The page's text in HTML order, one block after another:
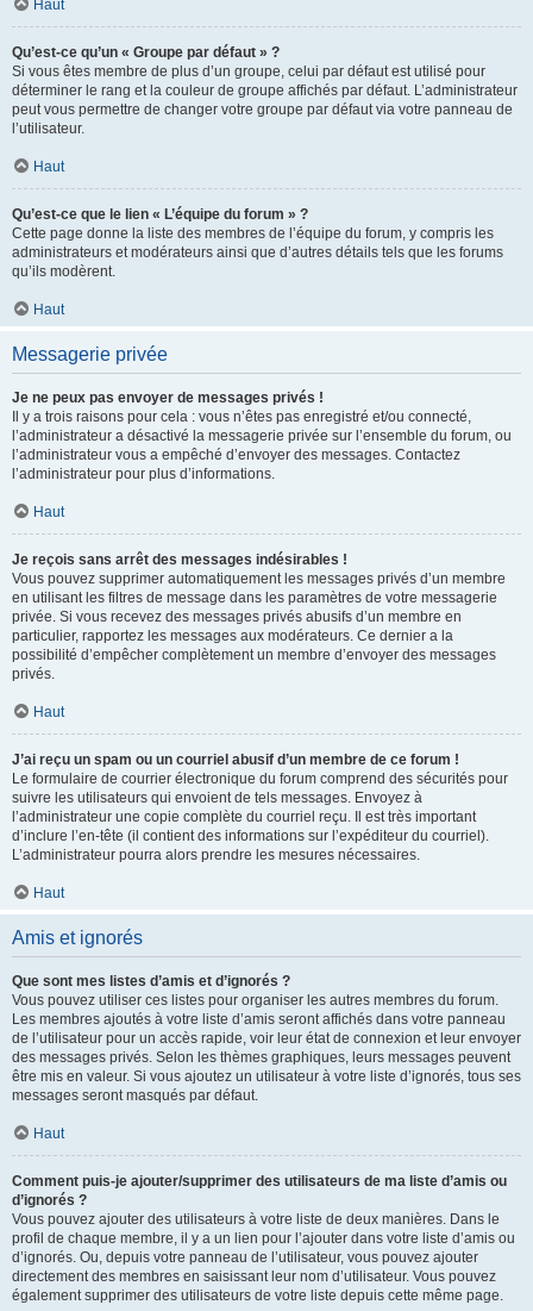
Haut
Qu’est-ce qu’un « Groupe par défaut » ?
Si vous êtes membre de plus d’un groupe, celui par défaut est utilisé pour
déterminer le rang et la couleur de groupe affichés par défaut. L’administrateur
peut vous permettre de changer votre groupe par défaut via votre panneau de
l’utilisateur.
Haut
Qu’est-ce que le lien « L’équipe du forum » ?
Cette page donne la liste des membres de l’équipe du forum, y compris les
administrateurs et modérateurs ainsi que d’autres détails tels que les forums
qu’ils modèrent.
Haut
Messagerie privée
Je ne peux pas envoyer de messages privés !
Il y a trois raisons pour cela : vous n’êtes pas enregistré et/ou connecté,
l’administrateur a désactivé la messagerie privée sur l’ensemble du forum, ou
l’administrateur vous a empêché d’envoyer des messages. Contactez
l’administrateur pour plus d’informations.
Haut
Je reçois sans arrêt des messages indésirables !
Vous pouvez supprimer automatiquement les messages privés d’un membre
en utilisant les filtres de message dans les paramètres de votre messagerie
privée. Si vous recevez des messages privés abusifs d’un membre en
particulier, rapportez les messages aux modérateurs. Ce dernier a la
possibilité d’empêcher complètement un membre d’envoyer des messages
privés.
Haut
J’ai reçu un spam ou un courriel abusif d’un membre de ce forum !
Le formulaire de courrier électronique du forum comprend des sécurités pour
suivre les utilisateurs qui envoient de tels messages. Envoyez à
l’administrateur une copie complète du courriel reçu. Il est très important
d’inclure l’en-tête (il contient des informations sur l’expéditeur du courriel).
L’administrateur pourra alors prendre les mesures nécessaires.
Haut
Amis et ignorés
Que sont mes listes d’amis et d’ignorés ?
Vous pouvez utiliser ces listes pour organiser les autres membres du forum.
Les membres ajoutés à votre liste d’amis seront affichés dans votre panneau
de l’utilisateur pour un accès rapide, voir leur état de connexion et leur envoyer
des messages privés. Selon les thèmes graphiques, leurs messages peuvent
être mis en valeur. Si vous ajoutez un utilisateur à votre liste d’ignorés, tous ses
messages seront masqués par défaut.
Haut
Comment puis-je ajouter/supprimer des utilisateurs de ma liste d’amis ou
d’ignorés ?
Vous pouvez ajouter des utilisateurs à votre liste de deux manières. Dans le
profil de chaque membre, il y a un lien pour l’ajouter dans votre liste d’amis ou
d’ignorés. Ou, depuis votre panneau de l’utilisateur, vous pouvez ajouter
directement des membres en saisissant leur nom d’utilisateur. Vous pouvez
également supprimer des utilisateurs de votre liste depuis cette même page.